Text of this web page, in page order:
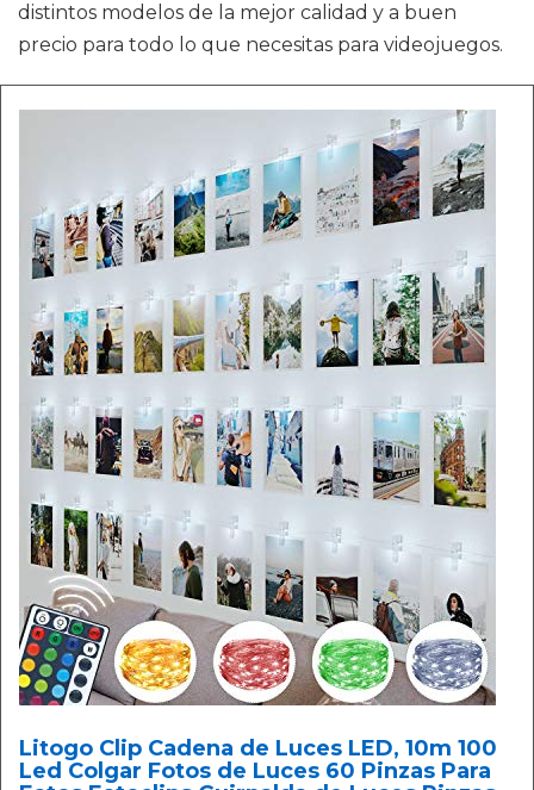
distintos modelos de la mejor calidad y a buen
precio para todo lo que necesitas para videojuegos.
Litogo Clip Cadena de Luces LED, 10m 100
Led Colgar Fotos de Luces 60 Pinzas Para